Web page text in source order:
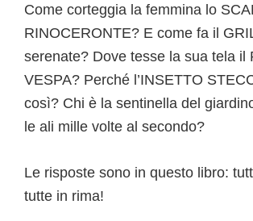
Come corteggia la femmina lo
RINOCERONTE? E come fa il
serenate? Dove tesse la sua tela il
VESPA? Perché l’INSETTO
così? Chi è la sentinella del
le ali mille volte al secondo?
Le risposte sono in questo libro:
tutte in rima!